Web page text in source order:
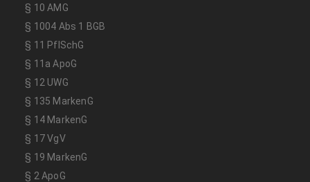
§ 10 AMG
§ 1004 Abs 1 BGB
§ 11 PflSchG
§ 11a ApoG
§ 12 UWG
§ 135 MarkenG
§ 14 MarkenG
§ 17 VgV
§ 19 MarkenG
§ 2 ApoG